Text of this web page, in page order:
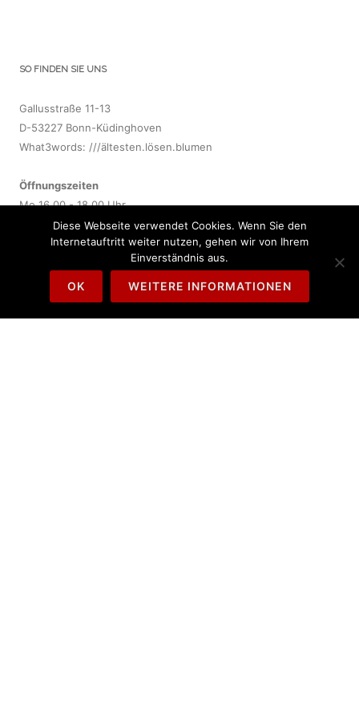
SO FINDEN SIE UNS
Gallusstraße 11-13
D-53227 Bonn-Küdinghoven
What3words: ///ältesten.lösen.blumen
Öffnungszeiten
Mo 16.00 - 18.00 Uhr
Di 15.30 - 17.30 Uhr
Do 17.00 - 19.00 Uhr
Telefon: 0157 - 34 57 09 45
während der Öffnungszeiten
Diese Webseite verwendet Cookies. Wenn Sie den
Internetauftritt weiter nutzen, gehen wir von Ihrem
Einverständnis aus.
OK WEITERE INFORMATIONEN